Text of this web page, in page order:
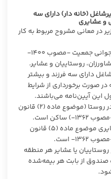
(خانه دار) دارای سه
و عشایری
در معانی مشروح مربوط به کار
دارای سه فرزند و بیشتر
صورت برخورداری از شرایط
این آیین‌نامه می‌باشند.
۴- روستایی: کسی که به طور ثابت در روستا (موضوع ماده (۲) قانون
است.
۵- عشایر: کسی که ساکن بخش عشایری موضوع ماده (۵) قانون
است.
یا عشایر هر منطقه
از بابت هر بیمه‌شده